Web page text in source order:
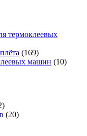
термоклеевых
(169)
машин (10)
(20)